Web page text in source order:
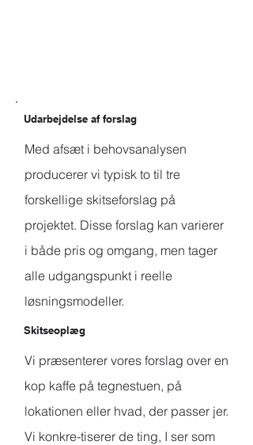
Udarbejdelse af forslag
Med afsæt i behovsanalysen
producerer vi typisk to til tre
forskellige skitseforslag på
projektet. Disse forslag kan varierer
i både pris og omgang, men tager
alle udgangspunkt i reelle
løsningsmodeller.
Skitseoplæg
Vi præsenterer vores forslag over en
kop kaffe på tegnestuen, på
lokationen eller hvad, der passer jer.
Vi konkre-tiserer de ting, I ser som